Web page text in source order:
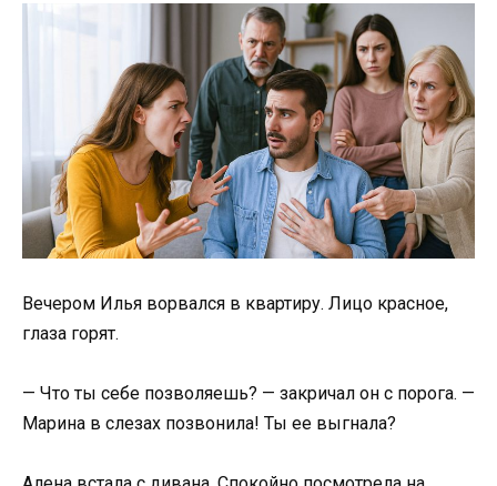
Вечером Илья ворвался в квартиру. Лицо красное,
глаза горят.
— Что ты себе позволяешь? — закричал он с порога. —
Марина в слезах позвонила! Ты ее выгнала?